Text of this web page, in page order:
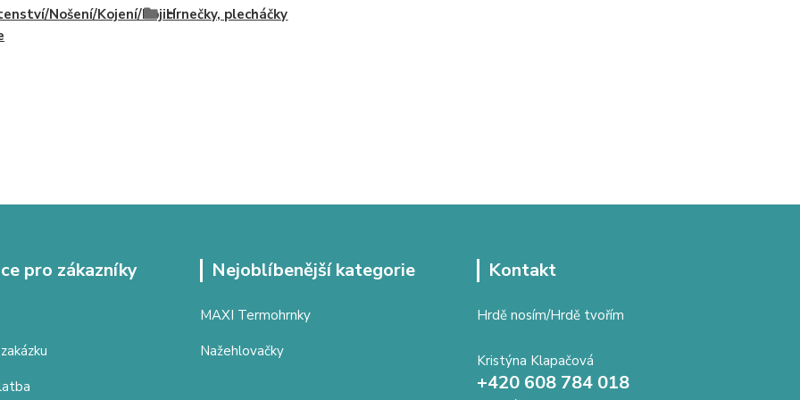
Nošení/Kojení/KojicíHrnečky, plecháčky
pro zákazníky Nejoblíbenější kategorie
MAXI Termohrnky
Nažehlovačky
Kontakt
Hrdě nosím/Hrdě tvořím
Kristýna Klapačová
+420 608 784 018